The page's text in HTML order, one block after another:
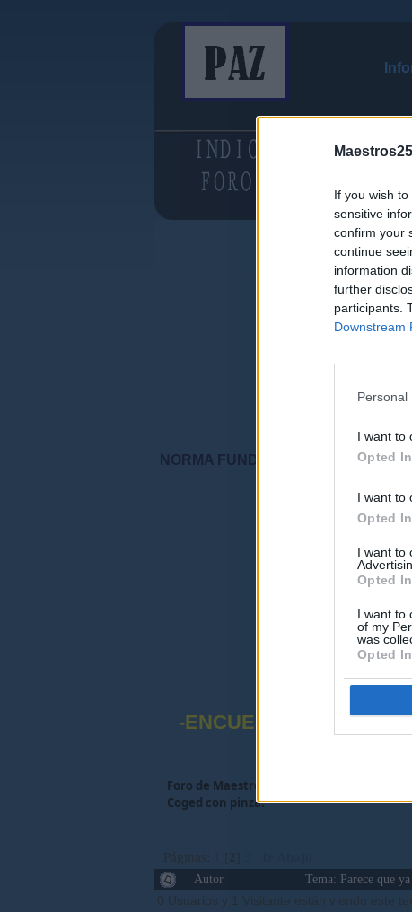
If you wish
sensitive
confirm your
continue
information
further
participants.
Downstream
Personal
I want to
Opted In
I want to
Opted In
I want to
Opted In
I want to
of my
was
Opted In
NORMA FUNDAMENTAL DEL
"Por favor, no
-ENCUESTA SOBRE EL
Foro de Maestros25
Coged con pinza.
Páginas: 2
Autor
Tema: Parece que
0 Usuarios y 1 Visitante están viendo este